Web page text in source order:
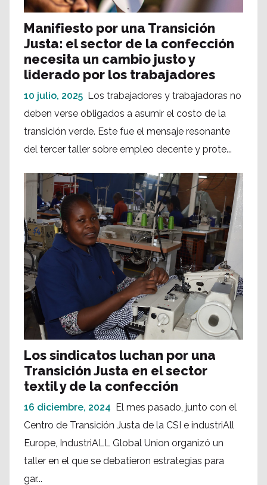
Manifiesto por una Transición
Justa: el sector de la confección
necesita un cambio justo y
liderado por los trabajadores
10 julio, 2025 Los trabajadores y trabajadoras no
deben verse obligados a asumir el costo de la
transición verde. Este fue el mensaje resonante
del tercer taller sobre empleo decente y prote...
Los sindicatos luchan por una
Transición Justa en el sector
textil y de la confección
16 diciembre, 2024 El mes pasado, junto con el
Centro de Transición Justa de la CSI e industriAll
Europe, IndustriALL Global Union organizó un
taller en el que se debatieron estrategias para
gar...